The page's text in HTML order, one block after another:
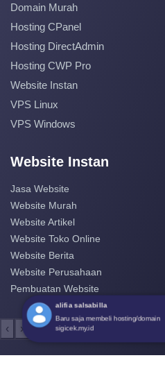
Domain Murah
Hosting CPanel
Hosting DirectAdmin
Hosting CWP Pro
Website Instan
VPS Linux
VPS Windows
Website Instan
Jasa Website
Website Murah
Website Artikel
Website Toko Online
Website Berita
Website Perusahaan
Pembuatan Website
‹ ›
alifia salsabilla
Baru saja membeli hosting/domain
sigicek.my.id